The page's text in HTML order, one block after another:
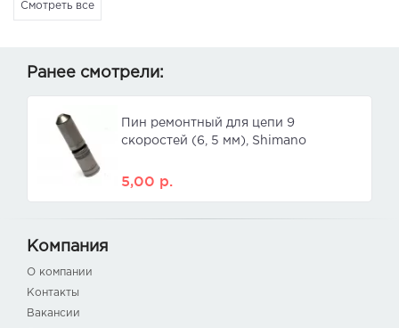
Смотреть все
Ранее смотрели:
Пин ремонтный для цепи 9
скоростей (6, 5 мм), Shimano
5,00 р.
Компания
О компании
Контакты
Вакансии